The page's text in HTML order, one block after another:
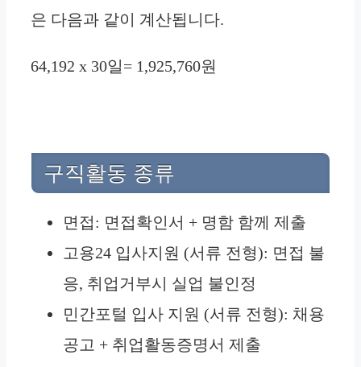
은 다음과 같이 계산됩니다.
64,192 x 30일= 1,925,760원
구직활동 종류
면접: 면접확인서 + 명함 함께 제출
고용24 입사지원 (서류 전형): 면접 불
응, 취업거부시 실업 불인정
민간포털 입사 지원 (서류 전형): 채용
공고 + 취업활동증명서 제출